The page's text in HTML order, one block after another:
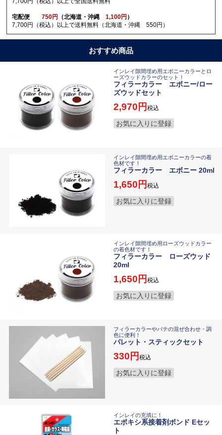
宅配便750円 （北海道・沖縄1,100円 ）
7,700円（税込）以上で送料無料（北海道・沖縄 550円）
おすすめ商品
インレイ隙間埋め用エボニーカラーとロ
ーズウッドカラーのセット！
フィラーカラー エボニー/ロー
ズウッドセット
2,970 税込
お気に入りに登録
インレイ隙間埋め用エボニーカラーの着
色材です！
フィラーカラー エボニー 20ml
1,650 税込
お気に入りに登録
インレイ隙間埋め用ローズウッドカラー
の着色材です！
フィラーカラー ローズウッド
20ml
1,650 税込
お気に入りに登録
フィラーカラーやパテの混ぜ合わせ・調
色に便利！
パレット・スティックセット
330 税込
お気に入りに登録
インレイの充填に！
エポキシ系接着剤ボンド Eセッ
ト